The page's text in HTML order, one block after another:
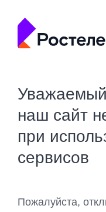
Уважаемый
наш сайт
при
сервисов
Пожалуйста,